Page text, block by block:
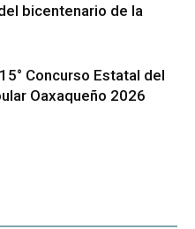
bicentenario de la
Concurso Estatal del
Oaxaqueño 2026